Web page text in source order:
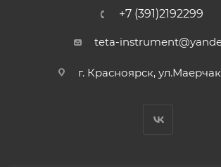
+7 (391)2192299
teta-
г. Красноярск,